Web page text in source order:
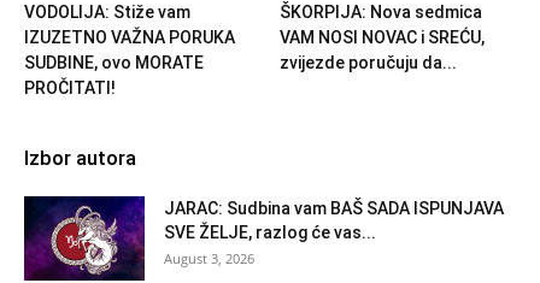
VODOLIJA: Stiže vam
IZUZETNO VAŽNA PORUKA
SUDBINE, ovo MORATE
PROČITATI!
ŠKORPIJA: Nova sedmica
VAM NOSI NOVAC i SREĆU,
zvijezde poručuju da...
Izbor autora
JARAC: Sudbina vam BAŠ SADA ISPUNJAVA
SVE ŽELJE, razlog će vas...
August 3, 2026